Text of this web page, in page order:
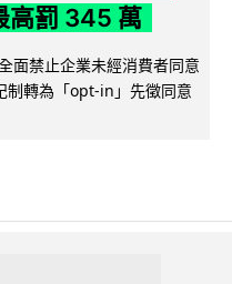
高罰 345 萬
面禁止企業未經消費者同意
轉為「opt-in」先徵同意